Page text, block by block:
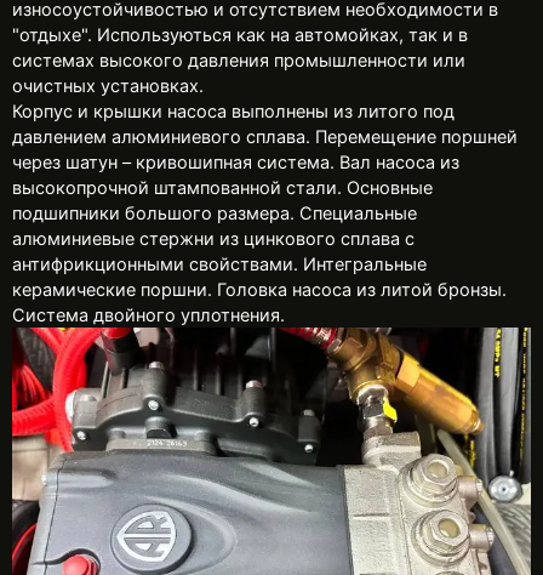
износоустойчивостью и отсутствием необходимости в
"отдыхе". Используються как на автомойках, так и в
системах высокого давления промышленности или
очистных установках.
Корпус и крышки насоса выполнены из литого под
давлением алюминиевого сплава. Перемещение поршней
через шатун – кривошипная система. Вал насоса из
высокопрочной штампованной стали. Основные
подшипники большого размера. Специальные
алюминиевые стержни из цинкового сплава с
антифрикционными свойствами. Интегральные
керамические поршни. Головка насоса из литой бронзы.
Система двойного уплотнения.